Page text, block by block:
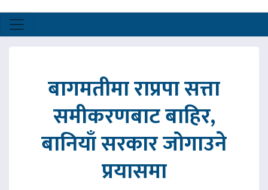
बागमतीमा राप्रपा सत्ता
समीकरणबाट बाहिर,
बानियाँ सरकार जोगाउने
प्रयासमा